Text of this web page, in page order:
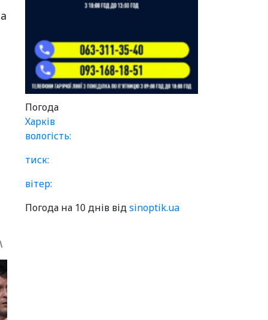
Погода
Харків
вологість:
тиск:
вітер:
Погода на 10 днів відsinoptik.ua